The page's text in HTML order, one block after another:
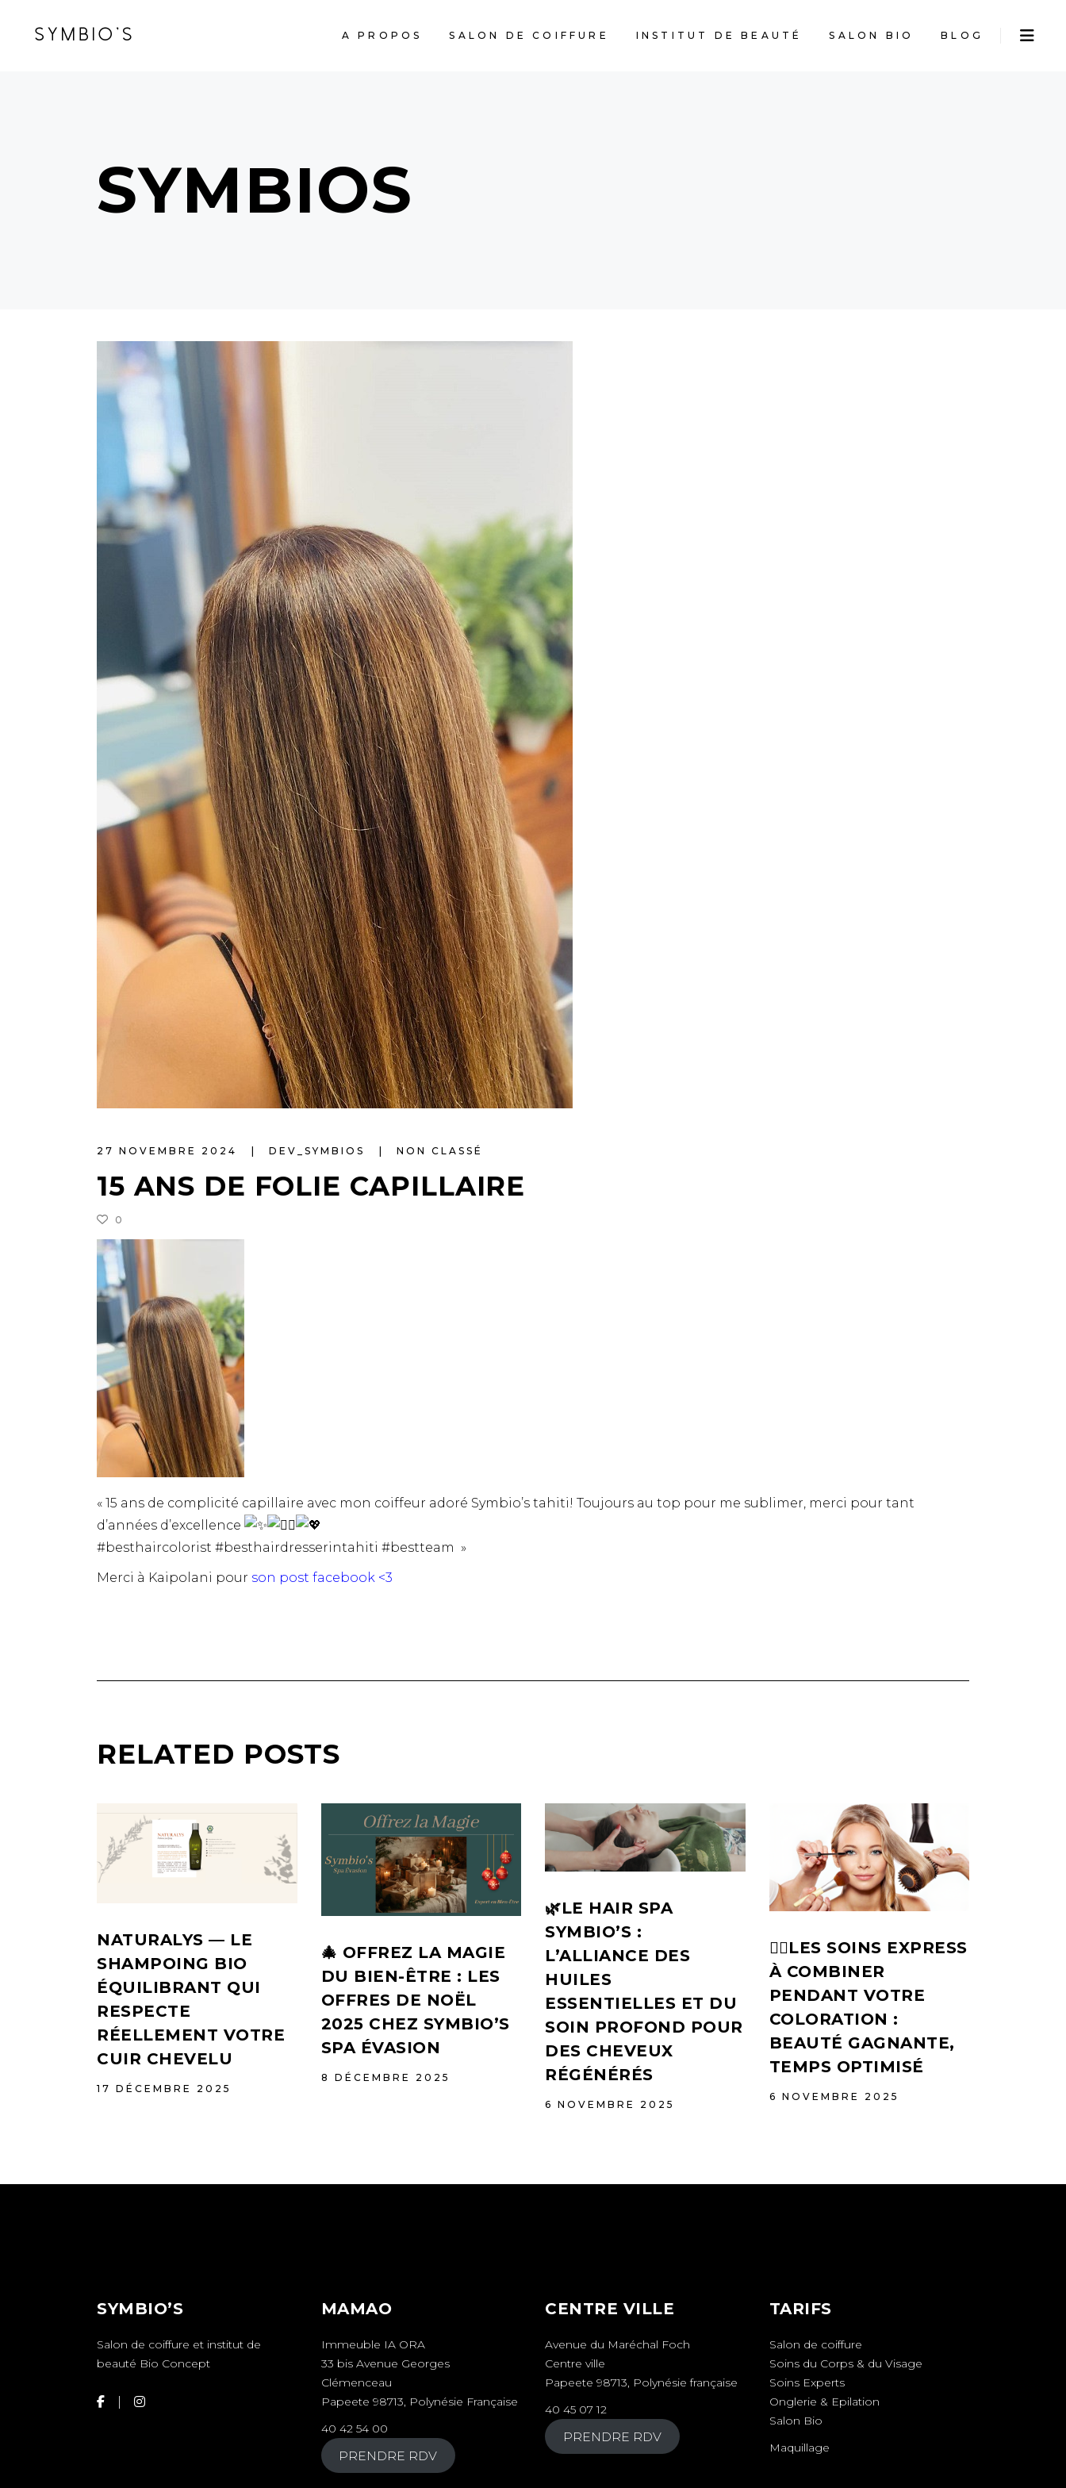
A PROPOS SALON DE COIFFURE INSTITUT DE BEAUTÉ SALON BIO BLOG
SYMBIOS
27 NOVEMBRE 2024 DEV_SYMBIOS NON CLASSÉ
15 ANS DE FOLIE CAPILLAIRE
0
« 15 ans de complicité capillaire avec mon coiffeur adoré Symbio’s tahiti! Toujours au top pour me sublimer, merci pour tant
d’années d’excellence
#besthaircolorist #besthairdresserintahiti #bestteam »
Merci à Kaipolani pour son post facebook <3
RELATED POSTS
NATURALYS — LE
SHAMPOING BIO
ÉQUILIBRANT QUI
RESPECTE
RÉELLEMENT VOTRE
CUIR CHEVELU
17 DÉCEMBRE 2025
🎄 OFFREZ LA MAGIE
DU BIEN-ÊTRE : LES
OFFRES DE NOËL
2025 CHEZ SYMBIO’S
SPA ÉVASION
8 DÉCEMBRE 2025
🌿LE HAIR SPA
SYMBIO’S :
L’ALLIANCE DES
HUILES
ESSENTIELLES ET DU
SOIN PROFOND POUR
DES CHEVEUX
RÉGÉNÉRÉS
6 NOVEMBRE 2025
💆‍♀️LES SOINS EXPRESS
À COMBINER
PENDANT VOTRE
COLORATION :
BEAUTÉ GAGNANTE,
TEMPS OPTIMISÉ
6 NOVEMBRE 2025
SYMBIO’S
Salon de coiffure et institut de
beauté Bio Concept
MAMAO
Immeuble IA ORA
33 bis Avenue Georges
Clémenceau
Papeete 98713, Polynésie Française
40 42 54 00
PRENDRE RDV
CENTRE VILLE
Avenue du Maréchal Foch
Centre ville
Papeete 98713, Polynésie française
40 45 07 12
PRENDRE RDV
TARIFS
Salon de coiffure
Soins du Corps & du Visage
Soins Experts
Onglerie & Epilation
Salon Bio
Maquillage